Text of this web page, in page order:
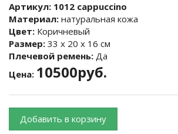
Артикул: 1012 cappuccino
Материал: натуральная кожа
Цвет: Коричневый
Размер: 33 х 20 х 16 см
Плечевой ремень: Да
Цена: 10500руб.
Добавить в корзину